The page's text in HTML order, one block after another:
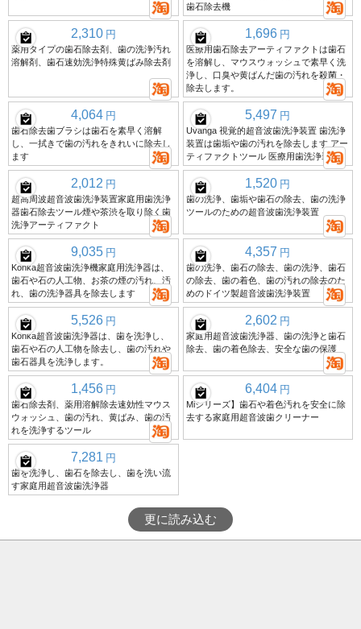
歯石除去機
2,310 円
薬用タイプの歯石除去剤、歯の洗浄汚れ
溶解剤、歯石速効洗浄特殊黄ばみ除去剤
1,696 円
医療用歯石除去アーティファクトは歯石
を溶解し、マウスウォッシュで素早く洗
浄し、口臭や黄ばんだ歯の汚れを殺菌・
除去します。
4,064 円
歯石除去歯ブラシは歯石を素早く溶解
し、一拭きで歯の汚れをきれいに除去し
ます
5,497 円
Uvanga 視覚的超音波歯洗浄装置 歯洗浄
装置は歯垢や歯の汚れを除去します アー
ティファクトツール 医療用歯洗浄装置
2,012 円
超高周波超音波歯洗浄装置家庭用歯洗浄
器歯石除去ツール煙や茶渋を取り除く歯
洗浄アーティファクト
1,520 円
歯の洗浄、歯垢や歯石の除去、歯の洗浄
ツールのための超音波歯洗浄装置
9,035 円
Konka超音波歯洗浄機家庭用洗浄器は、
歯石や石の人工物、お茶の煙の汚れ、汚
れ、歯の洗浄器具を除去します
4,357 円
歯の洗浄、歯石の除去、歯の洗浄、歯石
の除去、歯の着色、歯の汚れの除去のた
めのドイツ製超音波歯洗浄装置
5,526 円
Konka超音波歯洗浄器は、歯を洗浄し、
歯石や石の人工物を除去し、歯の汚れや
歯石器具を洗浄します。
2,602 円
家庭用超音波歯洗浄器、歯の洗浄と歯石
除去、歯の着色除去、安全な歯の保護
1,456 円
歯石除去剤、薬用溶解除去速効性マウス
ウォッシュ、歯の汚れ、黄ばみ、歯の汚
れを洗浄するツール
6,404 円
Miシリーズ】歯石や着色汚れを安全に除
去する家庭用超音波歯クリーナー
7,281 円
歯を洗浄し、歯石を除去し、歯を洗い流
す家庭用超音波歯洗浄器
更に読み込む